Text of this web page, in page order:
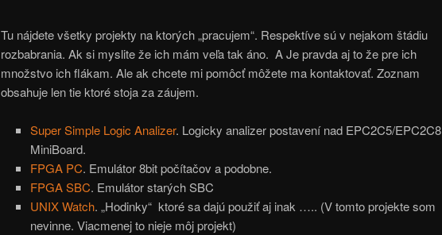
Tu nájdete všetky projekty na ktorých „pracujem“. Respektíve sú v nejakom štádiu
rozbabrania. Ak si myslite že ich mám veľa tak áno. A Je pravda aj to že pre ich
množstvo ich flákam. Ale ak chcete mi pomôcť môžete ma kontaktovať. Zoznam
obsahuje len tie ktoré stoja za záujem.
Super Simple Logic Analizer. Logicky analizer postavení nad EPC2C5/EPC2C8
MiniBoard.
FPGA PC. Emulátor 8bit počítačov a podobne.
FPGA SBC. Emulátor starých SBC
UNIX Watch. „Hodinky“ ktoré sa dajú použiť aj inak ….. (V tomto projekte som
nevinne. Viacmenej to nieje môj projekt)